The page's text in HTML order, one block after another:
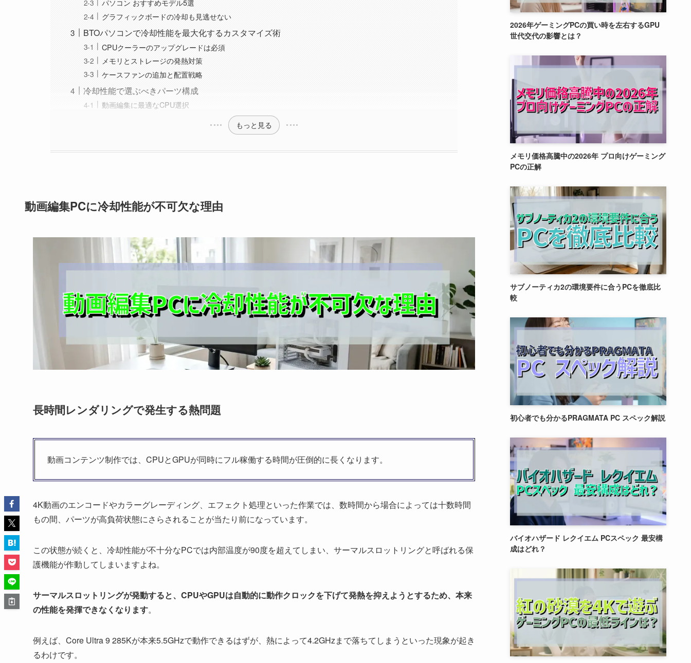
パソコン おすすめモデル5選
グラフィックボードの冷却も見逃せない
BTOパソコンで冷却性能を最大化するカスタマイズ術
CPUクーラーのアップグレードは必須
メモリとストレージの発熱対策
ケースファンの追加と配置戦略
冷却性能で選ぶべきパーツ構成
動画編集に最適なCPU選択
もっと見る
動画編集PCに冷却性能が不可欠な理由
長時間レンダリングで発生する熱問題
動画コンテンツ制作では、CPUとGPUが同時にフル稼働する時間が圧倒的に長くなります。
4K動画のエンコードやカラーグレーディング、エフェクト処理といった作業では、数時間から場合によっては十数時間
もの間、パーツが高負荷状態にさらされることが当たり前になっています。
この状態が続くと、冷却性能が不十分なPCでは内部温度が90度を超えてしまい、サーマルスロットリングと呼ばれる保
護機能が作動してしまいますよね。
サーマルスロットリングが発動すると、CPUやGPUは自動的に動作クロックを下げて発熱を抑えようとするため、本来
の性能を発揮できなくなります。
例えば、Core Ultra 9 285Kが本来5.5GHzで動作できるはずが、熱によって4.2GHzまで落ちてしまうといった現象が起き
るわけです。
2026年ゲーミングPCの買い時を左右するGPU
世代交代の影響とは？
メモリ価格高騰中の2026年 プロ向けゲーミング
PCの正解
サブノーティカ2の環境要件に合うPCを徹底比
較
初心者でも分かるPRAGMATA PC スペック解説
バイオハザード レクイエム PCスペック 最安構
成はどれ？